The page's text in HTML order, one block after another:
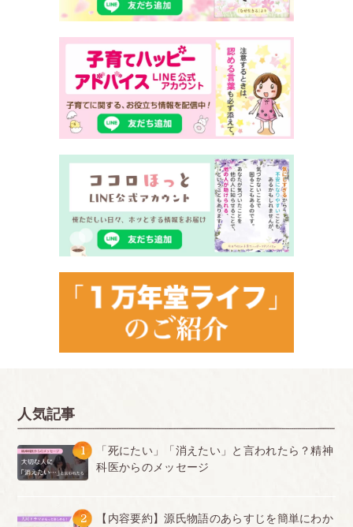
人気記事
1
「死にたい」「消えたい」と言われたら？精神
科医からのメッセージ
2
【内容要約】源氏物語のあらすじを簡単にわか